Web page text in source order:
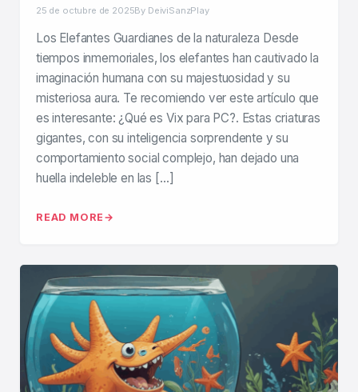
25 de octubre de 2025By DeiviSanzPlay
Los Elefantes Guardianes de la naturaleza Desde
tiempos inmemoriales, los elefantes han cautivado la
imaginación humana con su majestuosidad y su
misteriosa aura. Te recomiendo ver este artículo que
es interesante: ¿Qué es Vix para PC?. Estas criaturas
gigantes, con su inteligencia sorprendente y su
comportamiento social complejo, han dejado una
huella indeleble en las […]
READ MORE